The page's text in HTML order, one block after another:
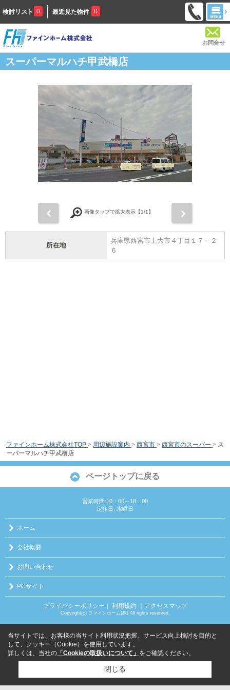
検討リスト 0 最近見た物件 0
お問合せ
スーパーマルハチ甲武橋店
画像タップで拡大表示【1/1】
所在地
兵庫県西宮市上大市４丁目１７－２
６
ファインホーム株式会社TOP > 周辺施設案内 > 西宮市 > 西宮市のスーパー > ス
ーパーマルハチ甲武橋店
ページトップに戻る
営業時間:10：00～18：00
定休日: 水曜日
ホーム
会社概要
お問い合わせ
PCサイト
プライバシーポリシー 利用規約 ｜アクセスマップ
Copyright(c) ファインホーム(株) All rights reserved.
当サイトでは、お客様の当サイト利用状況把握、サービス向上検討を目的と
して、クッキー（Cookie）を使用しています。
詳しくは、当社の 「Cookieの取扱いについて」 をご確認ください。
閉じる